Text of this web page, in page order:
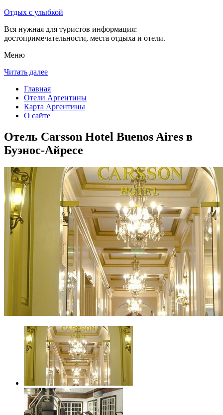
Отдых с улыбкой
Вся нужная для туристов информация:
достопримечательности, места отдыха и отели.
Меню
Читать далее
Главная
Отели Аргентины
Карта Аргентины
О сайте
Отель Carsson Hotel Buenos Aires в
Буэнос-Айресе